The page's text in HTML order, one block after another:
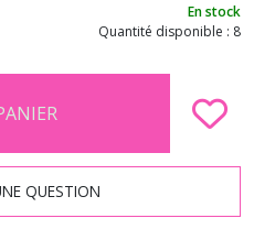
En stock
Quantité disponible : 8
QUESTION